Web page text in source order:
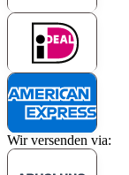
Wir versenden via: